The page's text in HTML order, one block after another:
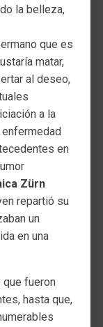
la belleza,
que es
matar,
al deseo,
a la
en
Zürn
repartió su
un
en una
fueron
hasta que,